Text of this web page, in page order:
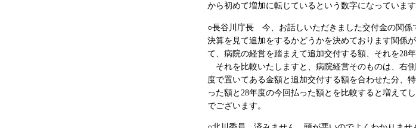
から初めて増加に転じているという数字になっていま
○長谷川庁長 今、お話しいただきました交付金の関係
決算を見て追加をするかどうかを決めております関係
て、病院の経営を踏まえて追加交付する額、それを28
それを比較いたしますと、病院経営そのものは、右
度で置いてある金額と追加交付する額を合わせた分、
った額と28年度の今回払った額とを比較すると増えて
でございます。